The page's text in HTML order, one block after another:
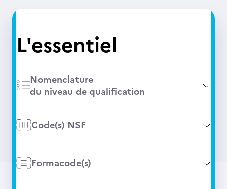
L'essentiel
Nomenclature
du niveau de qualification
Code(s) NSF
Formacode(s)